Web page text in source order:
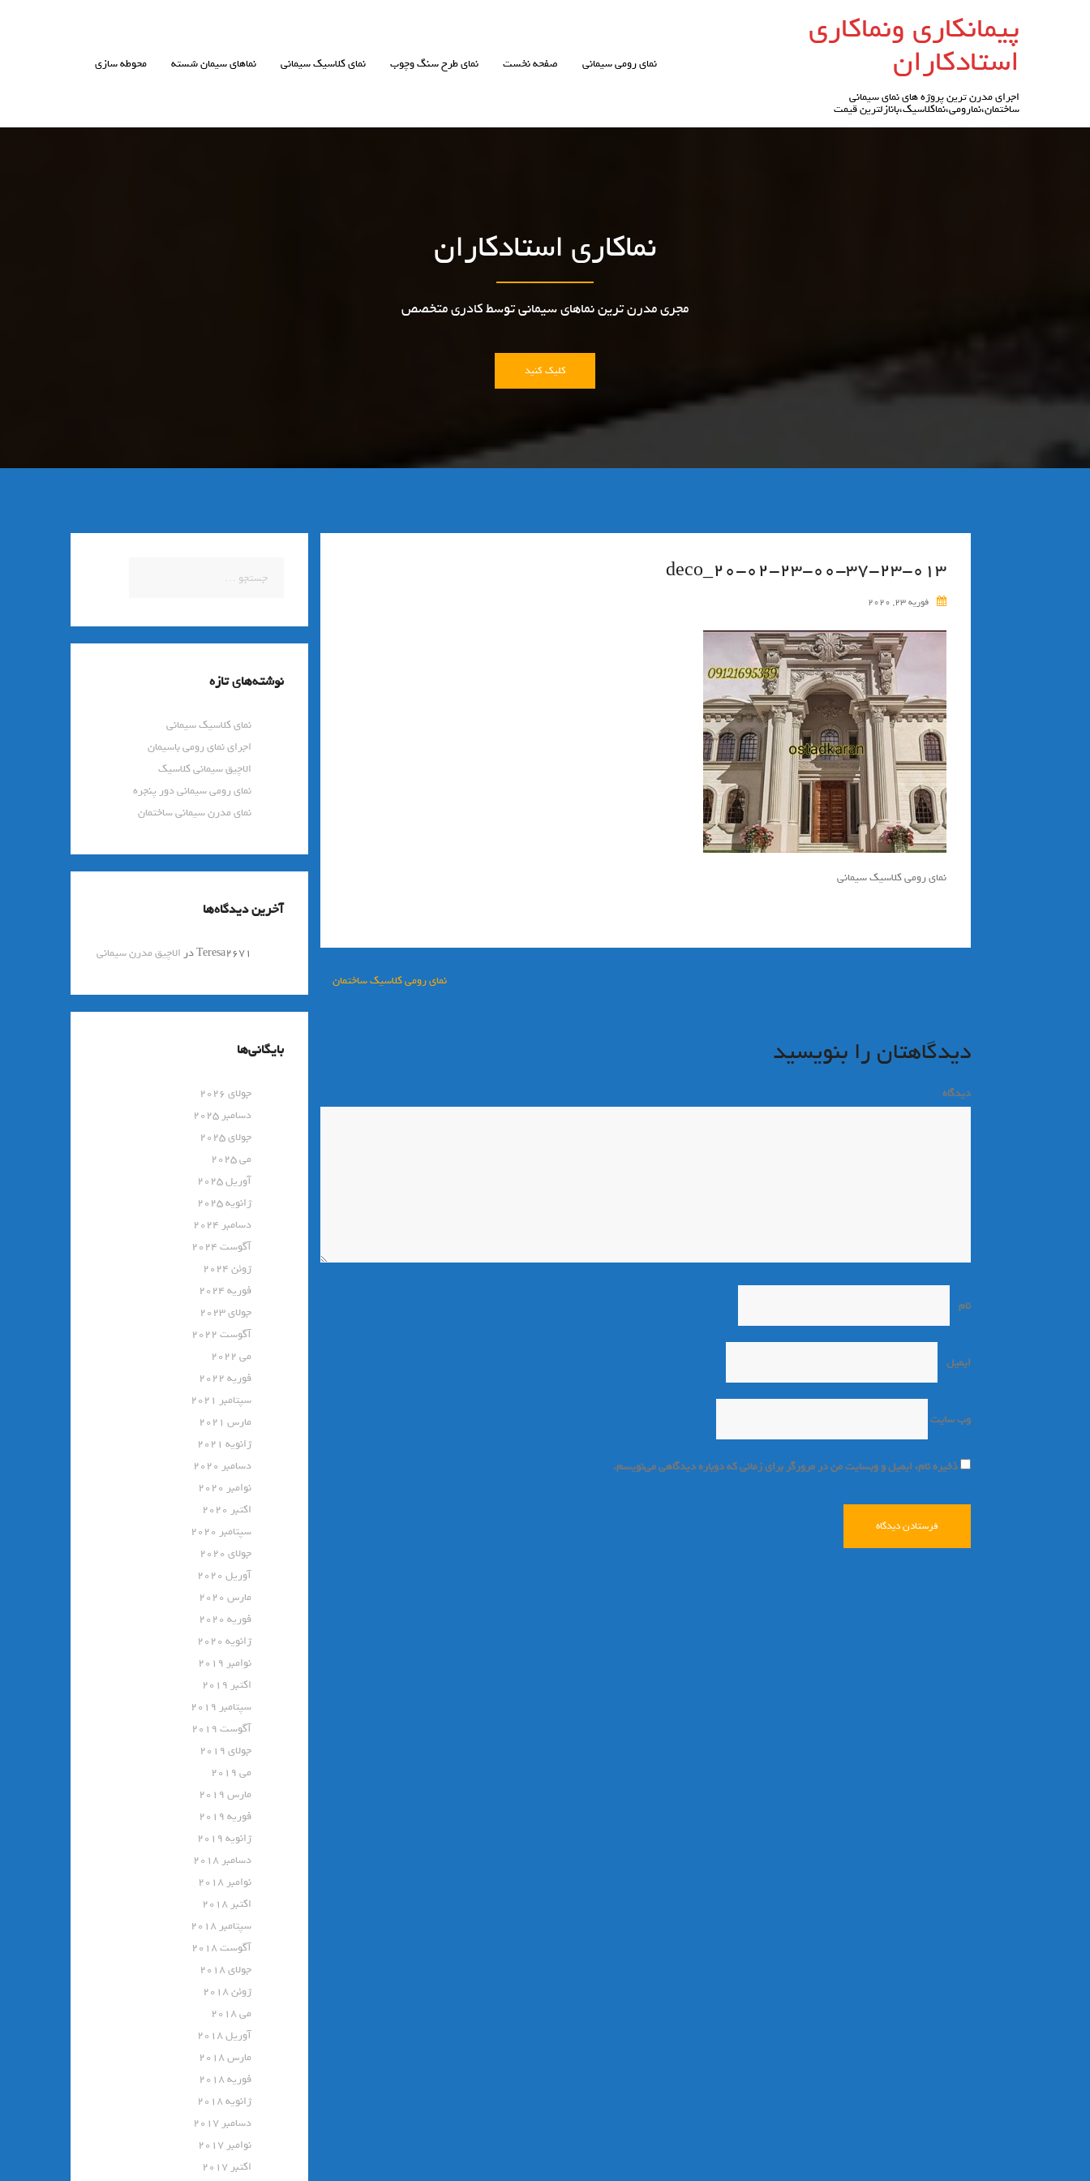
پیمانکاری ونماکاری
استادکاران
اجرای مدرن ترین پروژه های نمای سیمانی
ساختمان،نمارومی،نماکلاسیک،بانازلترین قیمت
نمای رومی سیمانی صفحه نخست نمای طرح سنگ وچوب نمای کلاسیک سیمانی نماهای سیمان شسته محوطه سازی
نماکاری استادکاران
مجری مدرن ترین نماهای سیمانی توسط کادری متخصص
کلیک کنید
۲۰-۰۲-۲۳-۰۰-۳۷-۲۳-۰۱۳_deco
فوریه 23, 2020
نمای رومی کلاسیک سیمانی
نمای رومی کلاسیک ساختمان
دیدگاهتان را بنویسید
دیدگاه
نام
ایمیل
وب‌ سایت
ذخیره نام، ایمیل و وبسایت من در مرورگر برای زمانی که دوباره دیدگاهی می‌نویسم.
برای:
نوشته‌های تازه
نمای کلاسیک سیمانی
اجرای نمای رومی باسیمان
الاچیق سیمانی کلاسیک
نمای رومی سیمانی دور پنجره
نمای مدرن سیمانی ساختمان
آخرین دیدگاه‌ها
Teresa2671در الاچیق مدرن سیمانی
بایگانی‌ها
جولای 2026
دسامبر 2025
جولای 2025
می 2025
آوریل 2025
ژانویه 2025
دسامبر 2024
آگوست 2024
ژوئن 2024
فوریه 2024
جولای 2023
آگوست 2022
می 2022
فوریه 2022
سپتامبر 2021
مارس 2021
ژانویه 2021
دسامبر 2020
نوامبر 2020
اکتبر 2020
سپتامبر 2020
جولای 2020
آوریل 2020
مارس 2020
فوریه 2020
ژانویه 2020
نوامبر 2019
اکتبر 2019
سپتامبر 2019
آگوست 2019
جولای 2019
می 2019
مارس 2019
فوریه 2019
ژانویه 2019
دسامبر 2018
نوامبر 2018
اکتبر 2018
سپتامبر 2018
آگوست 2018
جولای 2018
ژوئن 2018
می 2018
آوریل 2018
مارس 2018
فوریه 2018
ژانویه 2018
دسامبر 2017
نوامبر 2017
اکتبر 2017